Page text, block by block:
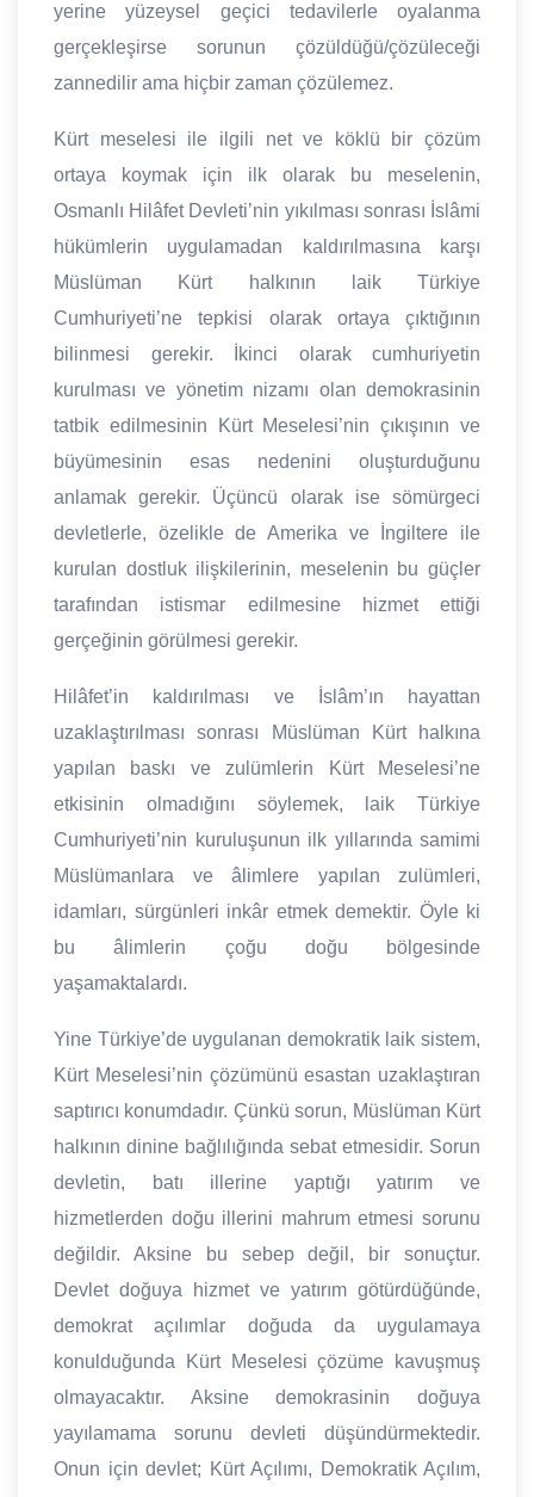
yerine yüzeysel geçici tedavilerle oyalanma
gerçekleşirse sorunun çözüldüğü/çözüleceği
zannedilir ama hiçbir zaman çözülemez.
Kürt meselesi ile ilgili net ve köklü bir çözüm
ortaya koymak için ilk olarak bu meselenin,
Osmanlı Hilâfet Devleti’nin yıkılması sonrası İslâmi
hükümlerin uygulamadan kaldırılmasına karşı
Müslüman Kürt halkının laik Türkiye
Cumhuriyeti’ne tepkisi olarak ortaya çıktığının
bilinmesi gerekir.
İkinci olarak cumhuriyetin
kurulması ve yönetim nizamı olan demokrasinin
tatbik edilmesinin Kürt Meselesi’nin çıkışının ve
büyümesinin esas nedenini oluşturduğunu
anlamak gerekir. Üçüncü olarak ise sömürgeci
devletlerle, özelikle de Amerika ve İngiltere ile
kurulan dostluk ilişkilerinin, meselenin bu güçler
tarafından istismar edilmesine hizmet ettiği
gerçeğinin görülmesi gerekir.
Hilâfet’in kaldırılması ve İslâm’ın hayattan
uzaklaştırılması sonrası Müslüman Kürt halkına
yapılan baskı ve zulümlerin Kürt Meselesi’ne
etkisinin olmadığını söylemek, laik Türkiye
Cumhuriyeti’nin kuruluşunun ilk yıllarında samimi
Müslümanlara ve âlimlere yapılan zulümleri,
idamları, sürgünleri inkâr etmek demektir. Öyle ki
bu âlimlerin çoğu doğu bölgesinde
yaşamaktalardı.
Yine Türkiye’de uygulanan demokratik laik sistem,
Kürt Meselesi’nin çözümünü esastan uzaklaştıran
saptırıcı konumdadır. Çünkü sorun, Müslüman Kürt
halkının dinine bağlılığında sebat etmesidir. Sorun
devletin, batı illerine yaptığı yatırım ve
hizmetlerden doğu illerini mahrum etmesi sorunu
değildir. Aksine bu sebep değil, bir sonuçtur.
Devlet doğuya hizmet ve yatırım götürdüğünde,
demokrat açılımlar doğuda da uygulamaya
konulduğunda Kürt Meselesi çözüme kavuşmuş
olmayacaktır. Aksine demokrasinin doğuya
yayılamama sorunu devleti düşündürmektedir.
Onun için devlet; Kürt Açılımı, Demokratik Açılım,